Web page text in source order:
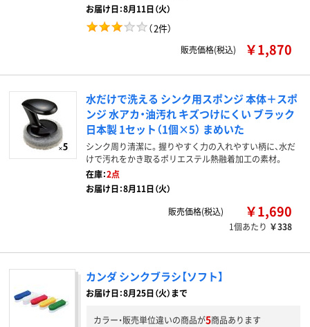
お届け日：8月11日（火）
（2件）
販売価格(税込) ￥1,870
水だけで洗える シンク用スポンジ 本体＋スポ
ンジ 水アカ・油汚れ キズつけにくい ブラック
日本製 1セット（1個×5） まめいた
シンク周り清潔に。握りやすく力の入れやすい柄に、水だ
けで汚れをかき取るポリエステル熱融着加工の素材。
在庫：2点
お届け日：8月11日（火）
販売価格(税込)
￥1,690
1個あたり ￥338
カンダ シンクブラシ【ソフト】
お届け日：8月25日（火）まで
カラー・販売単位違いの商品が5商品あります